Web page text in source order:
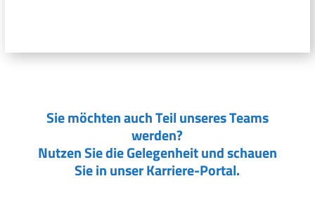
Sie möchten auch Teil unseres Teams
werden?
Nutzen Sie die Gelegenheit und schauen
Sie in unser Karriere-Portal.